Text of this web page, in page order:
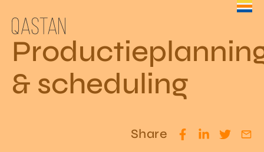
Share
& scheduling